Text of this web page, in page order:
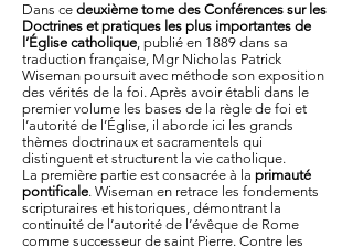
Dans ce deuxième tome des Conférences sur les
Doctrines et pratiques les plus importantes de
l’Église catholique, publié en 1889 dans sa
traduction française, Mgr Nicholas Patrick
Wiseman poursuit avec méthode son exposition
des vérités de la foi. Après avoir établi dans le
premier volume les bases de la règle de foi et
l’autorité de l’Église, il aborde ici les grands
thèmes doctrinaux et sacramentels qui
distinguent et structurent la vie catholique.
La première partie est consacrée à la primauté
pontificale. Wiseman en retrace les fondements
scripturaires et historiques, démontrant la
continuité de l’autorité de l’évêque de Rome
comme successeur de saint Pierre. Contre les